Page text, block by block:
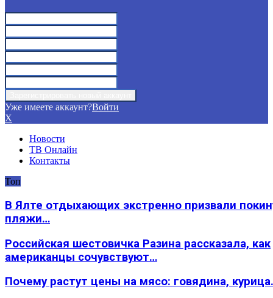
Уже имеете аккаунт?Войти
X
Новости
ТВ Онлайн
Контакты
Топ
В Ялте отдыхающих экстренно призвали
пляжи…
Российская шестовичка Разина рассказала, как
американцы сочувствуют…
Почему растут цены на мясо: говядина,